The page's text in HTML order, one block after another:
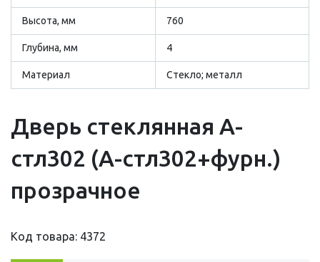
Высота, мм 760
Глубина, мм 4
Материал Стекло; металл
Дверь стеклянная А-
стл302 (А-стл302+фурн.)
прозрачное
Код товара: 4372